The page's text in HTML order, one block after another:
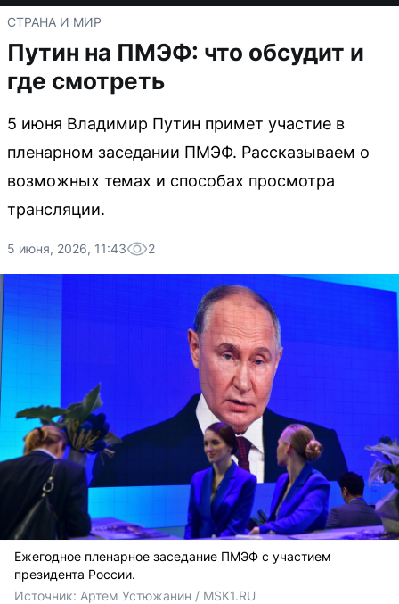
СТРАНА И МИР
Путин на ПМЭФ: что обсудит и
где смотреть
5 июня Владимир Путин примет участие в
пленарном заседании ПМЭФ. Рассказываем о
возможных темах и способах просмотра
трансляции.
5 июня, 2026, 11:43 2
Ежегодное пленарное заседание ПМЭФ с участием
президента России.
Источник: Артем Устюжанин / MSK1.RU